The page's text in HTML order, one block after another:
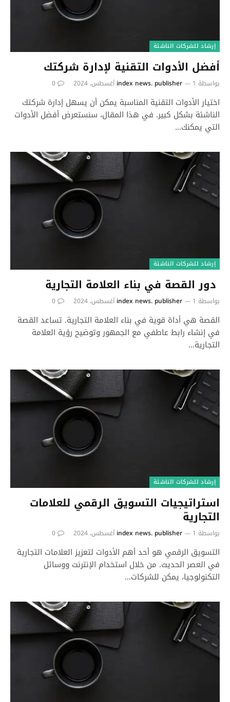
إرشاد للشركات الناشئة
أفضل الأدوات التقنية لإدارة شركتك
بواسطة index news. publisher 1 أغسطس، 2024 0
اختيار الأدوات التقنية المناسبة يمكن أن يسهل إدارة شركتك
الناشئة بشكل كبير. في هذا المقال، سنستعرض أفضل الأدوات
التي يمكنك…
إرشاد للشركات الناشئة
دور القصة في بناء العلامة التجارية
بواسطة index news. publisher 1 أغسطس، 2024 0
القصة هي أداة قوية في بناء العلامة التجارية. تساعد القصة
في إنشاء رابط عاطفي مع الجمهور وتوضيح رؤية العلامة
التجارية…
إرشاد للشركات الناشئة
استراتيجيات التسويق الرقمي للعلامات
التجارية
بواسطة index news. publisher 1 أغسطس، 2024 0
التسويق الرقمي هو أحد أهم الأدوات لتعزيز العلامات التجارية
في العصر الحديث. من خلال استخدام الإنترنت ووسائل
التكنولوجيا، يمكن للشركات…